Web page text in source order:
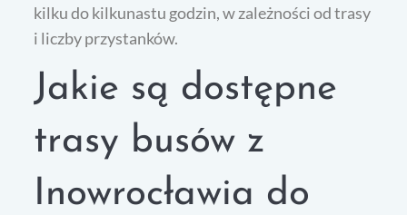
kilku do kilkunastu godzin, w zależności od trasy
i liczby przystanków.
Jakie są dostępne
trasy busów z
Inowrocławia do